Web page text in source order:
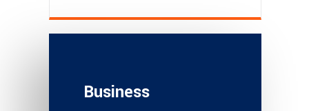
Business